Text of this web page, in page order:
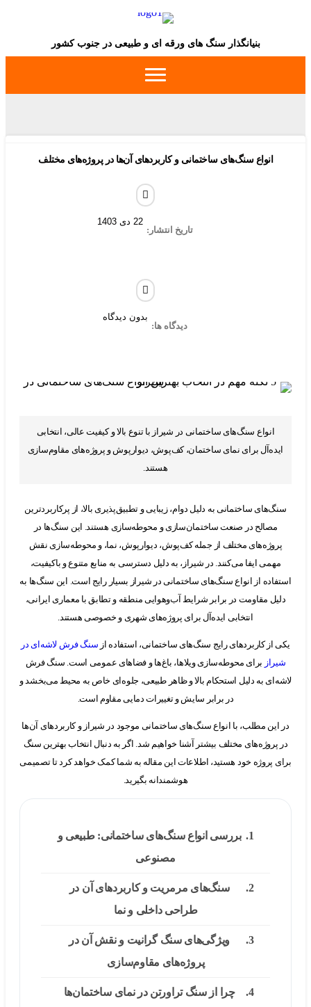
بنیانگذار سنگ های ورقه ای و طبیعی در جنوب کشور
انواع سنگ‌های ساختمانی و کاربردهای آن‌ها در پروژه‌های مختلف
تاریخ انتشار:
بدون دیدگاه
انواع سنگ‌های ساختمانی در شیراز با تنوع بالا و کیفیت عالی، انتخابی
برای نمای ساختمان، کف‌پوش، دیوارپوش و پروژه‌های مقاوم‌سازی
ساختمانی به دلیل دوام، زیبایی و تطبیق‌پذیری بالا، از پرکاربردترین
در صنعت ساختمان‌سازی و محوطه‌سازی هستند. این سنگ‌ها در
مختلف از جمله کف‌پوش، دیوارپوش، نما، و محوطه‌سازی نقش
ایفا می‌کنند. در شیراز، به دلیل دسترسی به منابع متنوع و باکیفیت،
از انواع سنگ‌های ساختمانی در شیراز بسیار رایج است. این سنگ‌ها به
مقاومت در برابر شرایط آب‌وهوایی منطقه و تطابق با معماری ایرانی،
انتخابی ایده‌آل برای پروژه‌های شهری و خصوصی هستند.
کاربردهای رایج سنگ‌های ساختمانی، استفاده ازسنگ فرش لاشه‌ای در
برای محوطه‌سازی ویلاها، باغ‌ها و فضاهای عمومی است. سنگ فرش
به دلیل استحکام بالا و ظاهر طبیعی، جلوه‌ای خاص به محیط می‌بخشد و
در برابر سایش و تغییرات دمایی مقاوم است.
مطلب، با انواع سنگ‌های ساختمانی موجود در شیراز و کاربردهای آن‌ها
مختلف بیشتر آشنا خواهیم شد. اگر به دنبال انتخاب بهترین سنگ
پروژه خود هستید، اطلاعات این مقاله به شما کمک خواهد کرد تا تصمیمی
هوشمندانه بگیرید.
بررسی انواع سنگ‌های ساختمانی: طبیعی و
مصنوعی
سنگ‌های مرمریت و کاربردهای آن در
طراحی داخلی و نما
ویژگی‌های سنگ گرانیت و نقش آن در
پروژه‌های مقاوم‌سازی
چرا از سنگ تراورتن در نمای ساختمان‌ها